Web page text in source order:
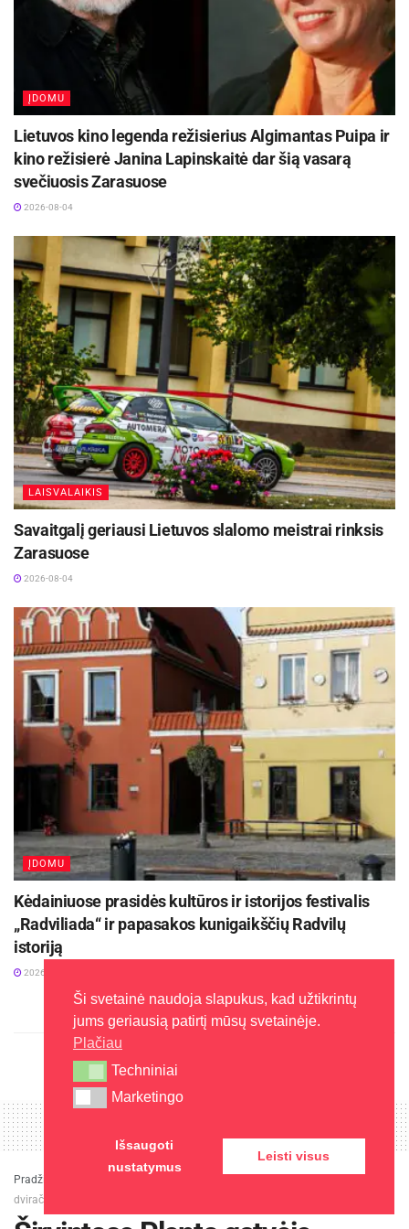
ĮDOMU
Lietuvos kino legenda režisierius Algimantas Puipa ir
kino režisierė Janina Lapinskaitė dar šią vasarą
svečiuosis Zarasuose
2026-08-04
LAISVALAIKIS
Savaitgalį geriausi Lietuvos slalomo meistrai rinksis
Zarasuose
2026-08-04
ĮDOMU
Kėdainiuose prasidės kultūros ir istorijos festivalis
„Radviliada“ ir papasakos kunigaikščių Radvilų
istoriją
2026-08-04
Pradžia
dviračių tako įrengimo darbai
Ši svetainė naudoja slapukus, kad užtikrintų
jums geriausią patirtį mūsų svetainėje.
Plačiau
Techniniai
Techniniai
Marketingo
Marketingo
Išsaugoti
nustatymus
Leisti visus